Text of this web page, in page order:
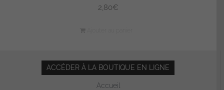
2,80€
ACCÉDER À LA BOUTIQUE EN LIGNE
Accueil